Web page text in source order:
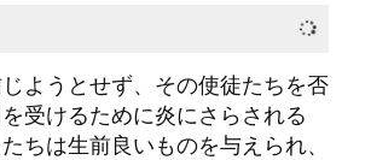
ようとせず、その使徒たちを否
受けるために炎にさらされる
ちは生前良いものを与えられ、